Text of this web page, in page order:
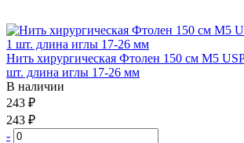
Нить хирургическая Фтолен 150 см М5 USP
шт. длина иглы 17-26 мм
В наличии
243 ₽
243 ₽
-